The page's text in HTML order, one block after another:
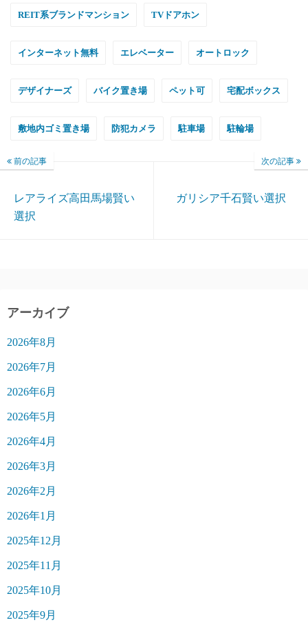
REIT系ブランドマンション TVドアホン
インターネット無料 エレベーター オートロック
デザイナーズ バイク置き場 ペット可 宅配ボックス
敷地内ゴミ置き場 防犯カメラ 駐車場 駐輪場
前の記事
レアライズ高田馬場賢い
選択
次の記事
ガリシア千石賢い選択
アーカイブ
2026年8月
2026年7月
2026年6月
2026年5月
2026年4月
2026年3月
2026年2月
2026年1月
2025年12月
2025年11月
2025年10月
2025年9月